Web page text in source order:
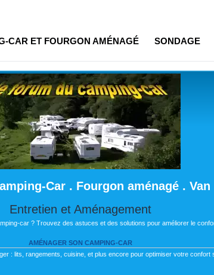
CAR ET FOURGON AMÉNAGÉ SONDAGE
Car . Fourgon aménagé . Van
Entretien et Aménagement
car ? Trouvez des astuces et des solutions pour améliorer le
AMÉNAGER SON CAMPING-CAR
: lits, rangements, cuisine, et plus encore pour optimiser votre confort